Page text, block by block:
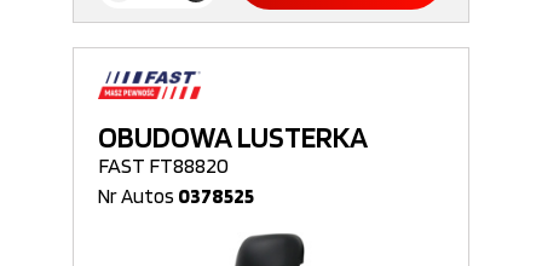
OBUDOWA LUSTERKA
FAST FT88820
Nr Autos 0378525